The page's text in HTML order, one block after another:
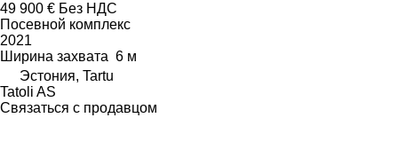
49 900 € Без НДС
Посевной комплекс
2021
Ширина захвата 6 м
Эстония, Tartu
Tatoli AS
Связаться с продавцом